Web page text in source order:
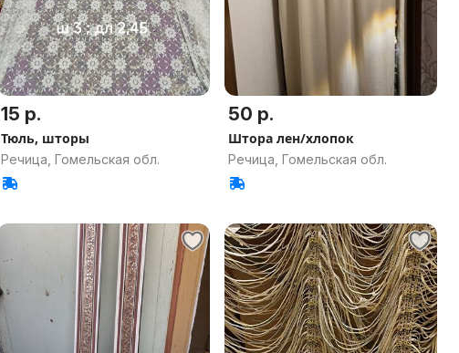
15 р.
Тюль, шторы
Речица, Гомельская обл.
50 р.
Штора лен/хлопок
Речица, Гомельская обл.